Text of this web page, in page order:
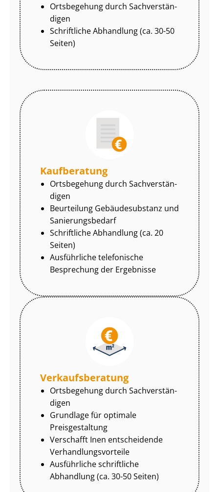
Ortsbegehung durch Sach­ver­stän­
di­gen
Schriftliche Abhandlung (ca. 30-50
Seiten)
Kaufberatung
Ortsbegehung durch Sach­ver­stän­
di­gen
Beurteilung Gebäudesubstanz und
Sa­nie­rungs­be­darf
Schriftliche Abhandlung (ca. 20
Seiten)
Ausführliche telefonische
Besprechung der Ergebnisse
Ver­kaufs­be­ra­tung
Ortsbegehung durch Sach­ver­stän­
di­gen
Grundlage für optimale
Preisgestaltung
Verschafft Inen entscheidende
Ver­hand­lungs­vor­tei­le
Ausführliche schriftliche
Abhandlung (ca. 30-50 Seiten)